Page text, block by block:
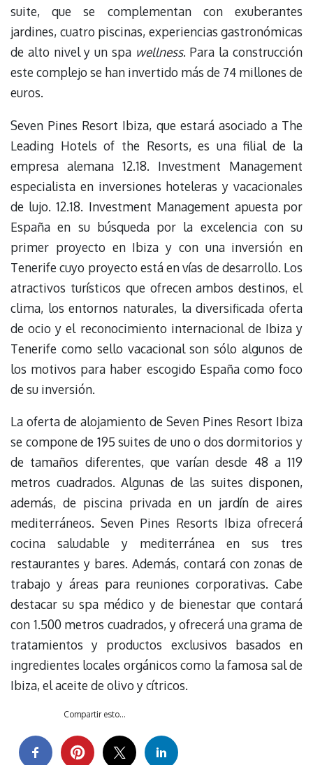
suite, que se complementan con exuberantes
jardines, cuatro piscinas, experiencias gastronómicas
de alto nivel y un spa wellness. Para la construcción
este complejo se han invertido más de 74 millones de
euros.
Seven Pines Resort Ibiza, que estará asociado a The
Leading Hotels of the Resorts, es una filial de la
empresa alemana 12.18. Investment Management
especialista en inversiones hoteleras y vacacionales
de lujo. 12.18. Investment Management apuesta por
España en su búsqueda por la excelencia con su
primer proyecto en Ibiza y con una inversión en
Tenerife cuyo proyecto está en vías de desarrollo. Los
atractivos turísticos que ofrecen ambos destinos, el
clima, los entornos naturales, la diversificada oferta
de ocio y el reconocimiento internacional de Ibiza y
Tenerife como sello vacacional son sólo algunos de
los motivos para haber escogido España como foco
de su inversión.
La oferta de alojamiento de Seven Pines Resort Ibiza
se compone de 195 suites de uno o dos dormitorios y
de tamaños diferentes, que varían desde 48 a 119
metros cuadrados. Algunas de las suites disponen,
además, de piscina privada en un jardín de aires
mediterráneos. Seven Pines Resorts Ibiza ofrecerá
cocina saludable y mediterránea en sus tres
restaurantes y bares. Además, contará con zonas de
trabajo y áreas para reuniones corporativas. Cabe
destacar su spa médico y de bienestar que contará
con 1.500 metros cuadrados, y ofrecerá una grama de
tratamientos y productos exclusivos basados en
ingredientes locales orgánicos como la famosa sal de
Ibiza, el aceite de olivo y cítricos.
Compartir esto...